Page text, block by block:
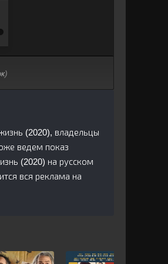
)
(2020), владельцы
ведем показ
(2020) на русском
вся реклама на